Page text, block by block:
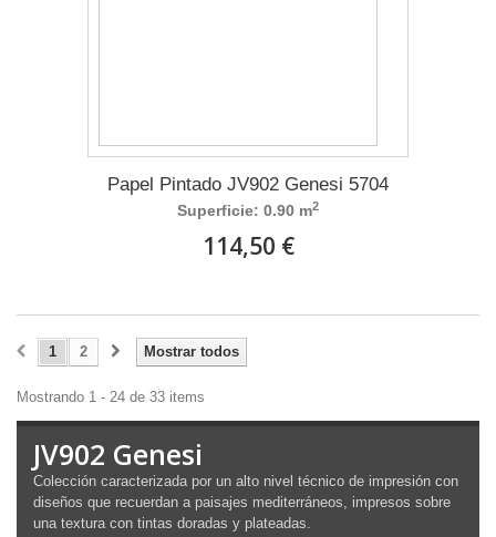
Papel Pintado JV902 Genesi 5704
Superficie: 0.90 m2
114,50 €
Mostrar todos
1 2
Mostrando 1 - 24 de 33 items
JV902 Genesi
Colección caracterizada por un alto nivel técnico de impresión con
diseños que recuerdan a paisajes mediterráneos, impresos sobre
una textura con tintas doradas y plateadas.